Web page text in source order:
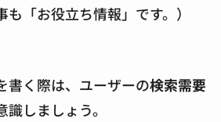
も「お役立ち情報」です。）
書く際は、ユーザーの検索需要
しましょう。